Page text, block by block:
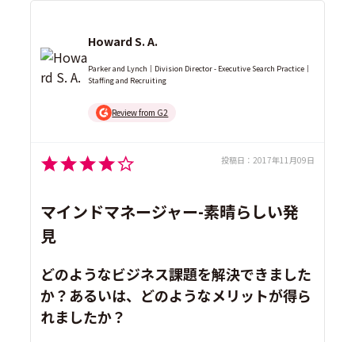
Howard S. A.
Parker and Lynch｜Division Director - Executive Search Practice｜
Staffing and Recruiting
Review from G2
投稿日： 2017年11月09日
マインドマネージャー-素晴らしい発
見
どのようなビジネス課題を解決できました
か？あるいは、どのようなメリットが得ら
れましたか？